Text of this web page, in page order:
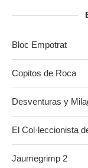
Bloc Empotrat
Copitos de Roca
Desventuras y
El Col·leccionista
Jaumegrimp 2